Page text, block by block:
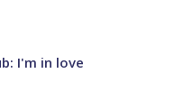
I'm in love